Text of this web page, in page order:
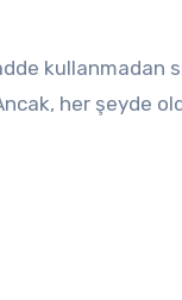
her şeyde